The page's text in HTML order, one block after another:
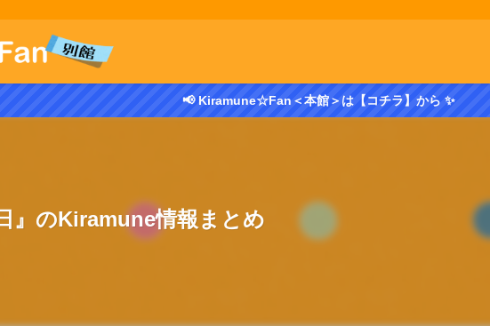
📢 Kiramune☆Fan＜本館＞は【コチラ】から ✨
』のKiramune情報まとめ